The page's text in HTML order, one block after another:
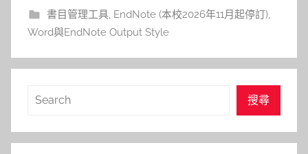
書目管理工具, EndNote (本校2026年11月起停訂),
Word與EndNote Output Style
搜
搜尋